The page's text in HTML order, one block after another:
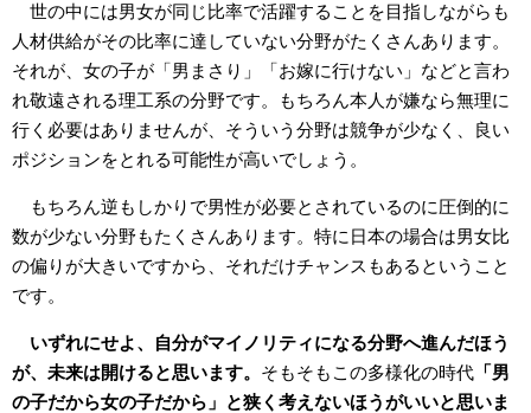
世の中には男女が同じ比率で活躍することを目指しながらも
人材供給がその比率に達していない分野がたくさんあります。
それが、女の子が「男まさり」「お嫁に行けない」などと言わ
れ敬遠される理工系の分野です。もちろん本人が嫌なら無理に
行く必要はありませんが、そういう分野は競争が少なく、良い
ポジションをとれる可能性が高いでしょう。
もちろん逆もしかりで男性が必要とされているのに圧倒的に
数が少ない分野もたくさんあります。特に日本の場合は男女比
の偏りが大きいですから、それだけチャンスもあるということ
です。
いずれにせよ、自分がマイノリティになる分野へ進んだほう
が、未来は開けると思います。 そもそもこの多様化の時代 「男
の子だから女の子だから」と狭く考えないほうがいいと思いま